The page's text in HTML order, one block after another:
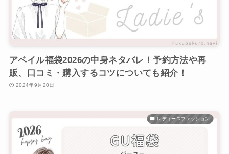
アベイル福袋2026の中身ネタバレ！予約方法や再
販、口コミ・購入するコツについても紹介！
2024年9月20日
レディースファッション